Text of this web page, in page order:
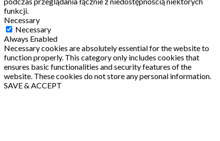
funkcji.
Necessary
Necessary
Always Enabled
Necessary cookies are absolutely essential for the website to
function properly. This category only includes cookies that
ensures basic functionalities and security features of the
website. These cookies do not store any personal information.
SAVE & ACCEPT